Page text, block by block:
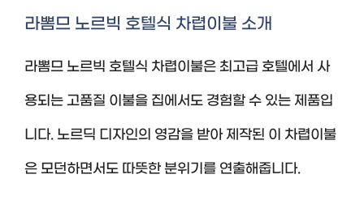
라뽐므 노르빅 호텔식 차렵이불 소개
라뽐므 노르빅 호텔식 차렵이불은 최고급 호텔에서 사
용되는 고품질 이불을 집에서도 경험할 수 있는 제품입
니다. 노르딕 디자인의 영감을 받아 제작된 이 차렵이불
은 모던하면서도 따뜻한 분위기를 연출해줍니다.